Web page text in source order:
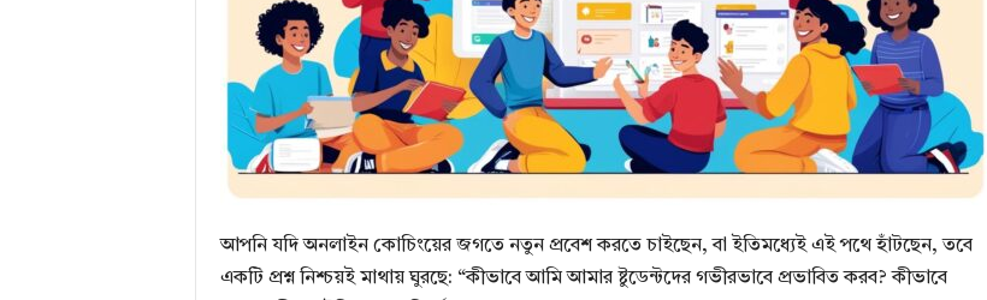
v
o
আপনি যদি অনলাইন কোচিংয়ের জগতে নতুন প্রবেশ করতে চাইছেন, বা ইতিমধ্যেই এই পথে হাঁটছেন, তবে
একটি প্রশ্ন নিশ্চয়ই মাথায় ঘুরছে: “কীভাবে আমি আমার ষ্টুডেন্টদের গভীরভাবে প্রভাবিত করব? কীভাবে